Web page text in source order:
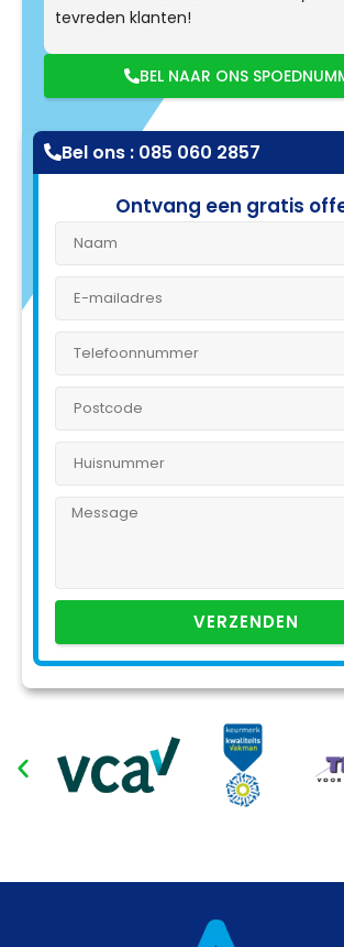
tevreden klanten!
BEL NAAR ONS
Bel ons : 085 060 2857
Ontvang een gratis
VERZENDEN